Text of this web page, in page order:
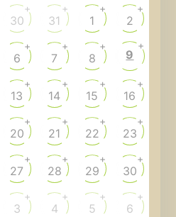
30
+
31
+
1
+
2
+
6
+
7
+
8
+
9
+
13
+
14
+
15
+
16
+
20
+
21
+
22
+
23
+
27
+
28
+
29
+
30
+
3
+
4
+
5
+
6
+